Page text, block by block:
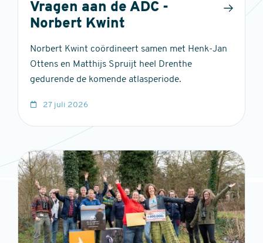
Vragen aan de ADC -
Norbert Kwint
Norbert Kwint coördineert samen met Henk-Jan
Ottens en Matthijs Spruijt heel Drenthe
gedurende de komende atlasperiode.
27 juli 2026